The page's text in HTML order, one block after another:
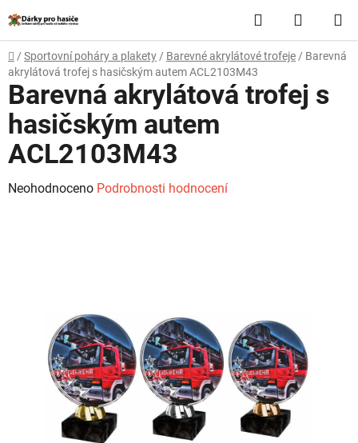
na
obsah
Hledat
KOŠÍK
Domů
/ Sportovní poháry a plakety / Barevné akrylátové trofeje / Barevná
akrylátová trofej s hasičským autem ACL2103M43
Barevná akrylátová trofej s
hasičským autem
ACL2103M43
Průměrné
hvězdiček.
Neohodnoceno Podrobnosti hodnocení